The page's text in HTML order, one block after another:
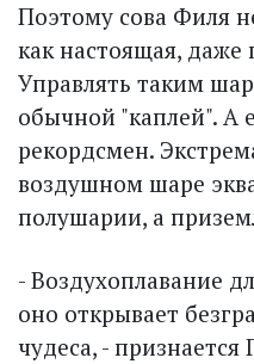
Поэтому сова Филя
как настоящая,
Управлять таким
обычной "каплей". А
рекордсмен.
воздушном шаре
полушарии, а
- Воздухоплавание
оно открывает
чудеса, - признается